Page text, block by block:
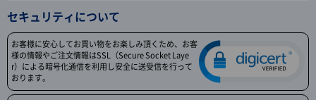
セキュリティについて
お客様に安心してお買い物をお楽しみ頂くため、お客
様の情報やご注文情報はSSL（Secure Socket Laye
r）による暗号化通信を利用し安全に送受信を行って
おります。